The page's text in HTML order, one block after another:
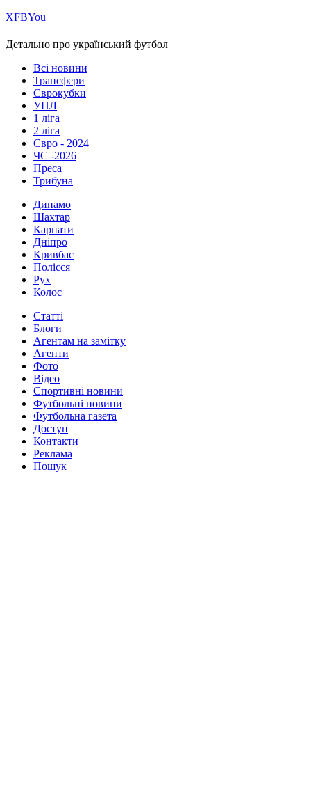
ХFBYou
Детально про український футбол
Всі новини
Трансфери
Єврокубки
УПЛ
1 ліга
2 ліга
Євро - 2024
ЧС -2026
Преса
Трибуна
Динамо
Шахтар
Карпати
Дніпро
Кривбас
Полісся
Рух
Колос
Статті
Блоги
Агентам на замітку
Агенти
Фото
Відео
Спортивні новини
Футбольні новини
Футбольна газета
Доступ
Контакти
Реклама
Пошук